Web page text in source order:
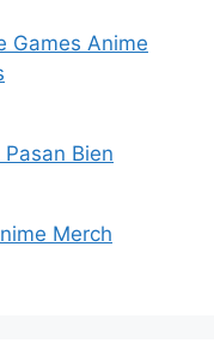
Games Anime
Bien
Merch